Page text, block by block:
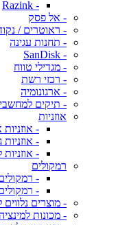
- Razink
- אל פסק
- ראוטרים /
- תחנות עגינה
- SanDisk
- מגדילי טווח
- רכזי רשת
- ארגונומיה
- תיקים
אוזניות
-
- אוזניות
-
רמקולים
-
-
- מוצרים
- מכונות